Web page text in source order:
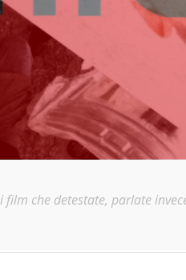
che detestate, parlate